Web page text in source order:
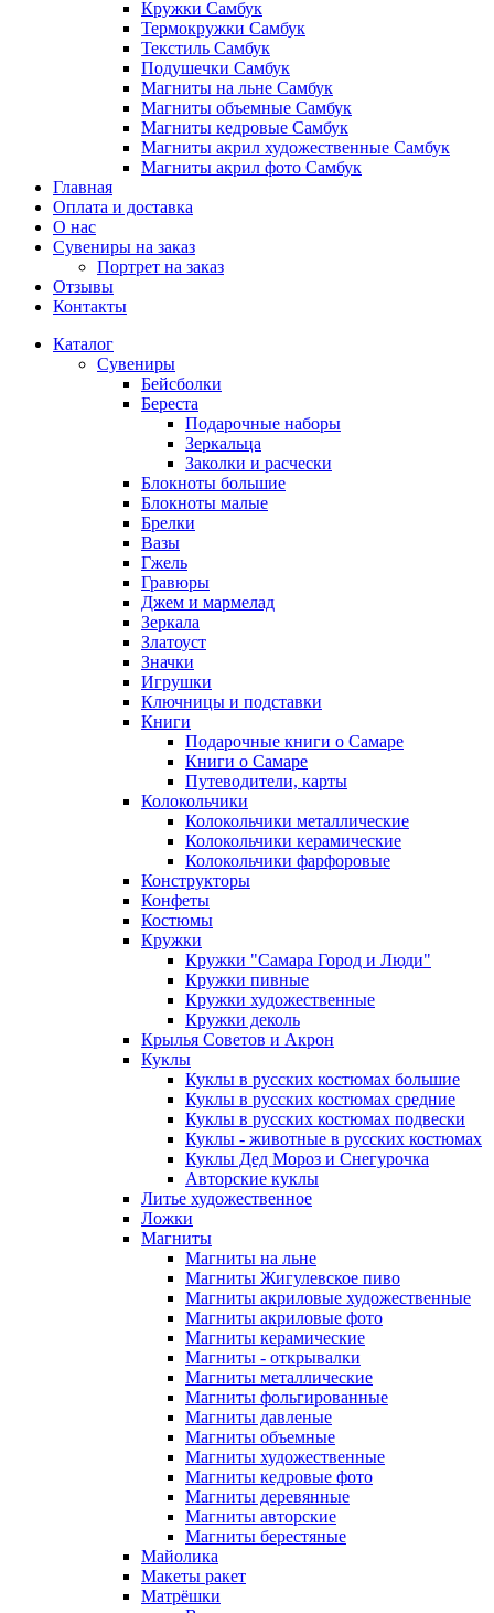
Кружки Самбук
Термокружки Самбук
Текстиль Самбук
Подушечки Самбук
Магниты на льне Самбук
Магниты объемные Самбук
Магниты кедровые Самбук
Магниты акрил художественные Самбук
Магниты акрил фото Самбук
Главная
Оплата и доставка
О нас
Сувениры на заказ
Портрет на заказ
Отзывы
Контакты
Каталог
Сувениры
Бейсболки
Береста
Подарочные наборы
Зеркальца
Заколки и расчески
Блокноты большие
Блокноты малые
Брелки
Вазы
Гжель
Гравюры
Джем и мармелад
Зеркала
Златоуст
Значки
Игрушки
Ключницы и подставки
Книги
Подарочные книги о Самаре
Книги о Самаре
Путеводители, карты
Колокольчики
Колокольчики металлические
Колокольчики керамические
Колокольчики фарфоровые
Конструкторы
Конфеты
Костюмы
Кружки
Кружки "Самара Город и Люди"
Кружки пивные
Кружки художественные
Кружки деколь
Крылья Советов и Акрон
Куклы
Куклы в русских костюмах большие
Куклы в русских костюмах средние
Куклы в русских костюмах подвески
Куклы - животные в русских костюмах
Куклы Дед Мороз и Снегурочка
Авторские куклы
Литье художественное
Ложки
Магниты
Магниты на льне
Магниты Жигулевское пиво
Магниты акриловые художественные
Магниты акриловые фото
Магниты керамические
Магниты - открывалки
Магниты металлические
Магниты фольгированные
Магниты давленые
Магниты объемные
Магниты художественные
Магниты кедровые фото
Магниты деревянные
Магниты авторские
Магниты берестяные
Майолика
Макеты ракет
Матрёшки